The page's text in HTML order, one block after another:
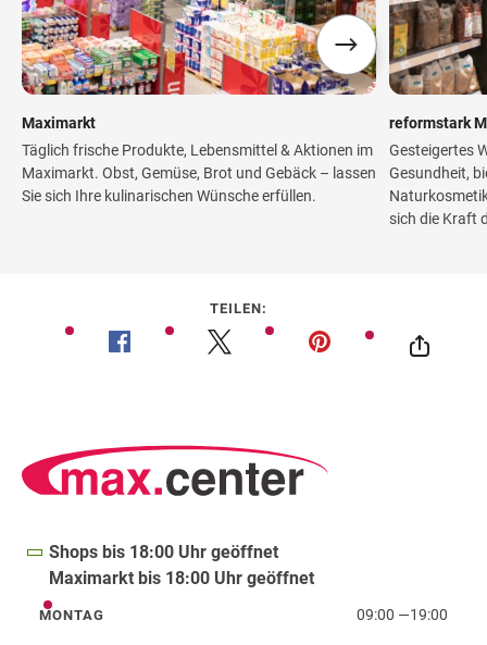
Maximarkt
Täglich frische Produkte, Lebensmittel & Aktionen im
Maximarkt. Obst, Gemüse, Brot und Gebäck – lassen
Sie sich Ihre kulinarischen Wünsche erfüllen.
reformstark
Gesteigertes
Gesundheit,
sich die Kraft
TEILEN:
Shops bis 18:00 Uhr geöffnet
Maximarkt bis 18:00 Uhr geöffnet
Montag
MONTAG 09:00 —19:00